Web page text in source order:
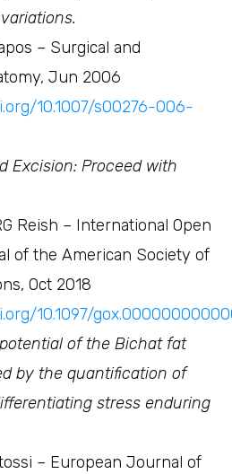
– Surgical and
Jun 2006
10.1007/s00276-006-
Excision: Proceed with
Reish – International Open
of the American Society of
Oct 2018
10.1097/
of the Bichat fat
by the quantification of
stress enduring
– European Journal of